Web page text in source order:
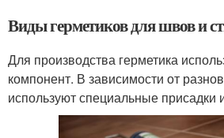
Виды герметиков для швов и
Для производства герметика
компонент. В зависимости от
используют специальные присадки